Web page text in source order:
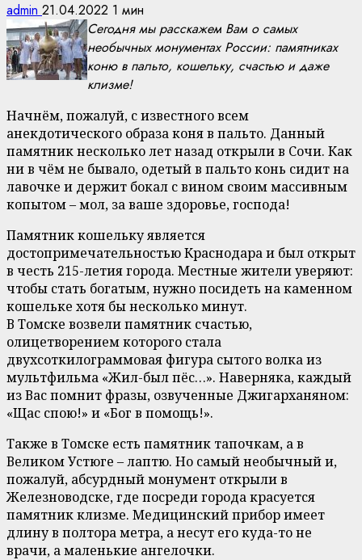
admin 21.04.2022 1 мин
Сегодня мы расскажем Вам о самых
необычных монументах России: памятниках
коню в пальто, кошельку, счастью и даже
клизме!
Начнём, пожалуй, с известного всем
анекдотического образа коня в пальто. Данный
памятник несколько лет назад открыли в Сочи. Как
ни в чём не бывало, одетый в пальто конь сидит на
лавочке и держит бокал с вином своим массивным
копытом – мол, за ваше здоровье, господа!
Памятник кошельку является
достопримечательностью Краснодара и был открыт
в честь 215-летия города. Местные жители уверяют:
чтобы стать богатым, нужно посидеть на каменном
кошельке хотя бы несколько минут.
В Томске возвели памятник счастью,
олицетворением которого стала
двухсоткилограммовая фигура сытого волка из
мультфильма «Жил-был пёс…». Наверняка, каждый
из Вас помнит фразы, озвученные Джигарханяном:
«Щас спою!» и «Бог в помощь!».
Также в Томске есть памятник тапочкам, а в
Великом Устюге – лаптю. Но самый необычный и,
пожалуй, абсурдный монумент открыли в
Железноводске, где посреди города красуется
памятник клизме. Медицинский прибор имеет
длину в полтора метра, а несут его куда-то не
врачи, а маленькие ангелочки.